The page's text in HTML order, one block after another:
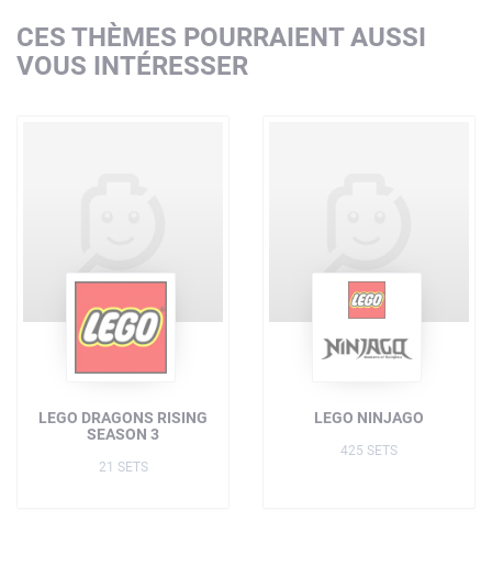
CES THÈMES POURRAIENT AUSSI
VOUS INTÉRESSER
LEGO DRAGONS RISING
SEASON 3
21 SETS
LEGO NINJAGO
425 SETS